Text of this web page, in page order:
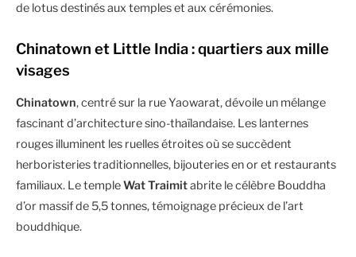
de lotus destinés aux temples et aux cérémonies.
Chinatown et Little India : quartiers aux mille
visages
Chinatown, centré sur la rue Yaowarat, dévoile un mélange
fascinant d’architecture sino-thaïlandaise. Les lanternes
rouges illuminent les ruelles étroites où se succèdent
herboristeries traditionnelles, bijouteries en or et restaurants
familiaux. Le templeWat Traimitabrite le célèbre Bouddha
d’or massif de 5,5 tonnes, témoignage précieux de l’art
bouddhique.